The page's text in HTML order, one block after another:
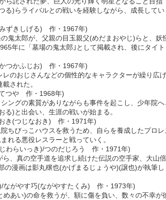
る)らライバルとの戦いを経験しながら、成長してい
ずきしげる) 作・1967年)
鬼太郎が、父親の目玉親父(めだまおやじ)らと、妖
年に「墓場の鬼太郎｣として掲載され、後にタイト
つかふじお) 作・1967年)
のおじさんなどの個性的なキャラクターが繰り広げ
された。
つや 作・1968年)
ングの素質がありながらも事件を起こし、少年院へ
)と出会い、生涯の戦いが始まる。
き(つじなおき) 作・1971年)
ちびっこハウスを救うため、自らを養成したプロレ
れる悪役レスラーと戦っていく。
わらいっき)/つのだじろう 作・1971年)
、真の空手道を追求し続けた伝説の空手家、大山倍
漫画は影丸穣也(かげまるじょうや)(譲也)が執筆し
ながやす巧(ながやすたくみ) 作・1973年)
あい)の命を救うが、額に傷を負い、数々の不幸が